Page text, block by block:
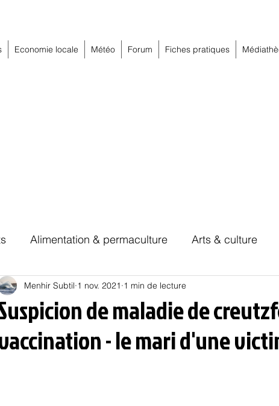
Economie locale Météo Forum Fiches pratiques
Alimentation & permaculture Arts & culture
Energies Habitat Hors piste
Oligarchie Politique Psychologie
de maladie de
- le mari d'une
Menhir Subtil 1 nov. 2021 1 min de lecture